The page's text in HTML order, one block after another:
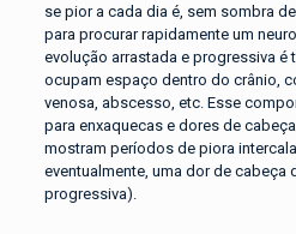
se pior a cada dia é, sem sombra
para procurar rapidamente um
evolução arrastada e progressiva é
ocupam espaço dentro do crânio,
venosa, abscesso, etc. Esse
para enxaquecas e dores de
mostram períodos de piora
eventualmente, uma dor de cabeça
progressiva).